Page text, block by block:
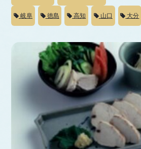
岐阜 徳島 高知 山口 大分